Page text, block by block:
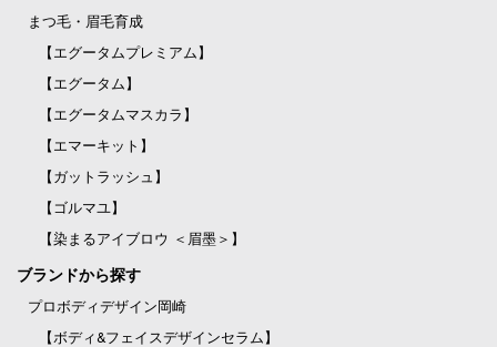
まつ毛・眉毛育成
【エグータムプレミアム】
【エグータム】
【エグータムマスカラ】
【エマーキット】
【ガットラッシュ】
【ゴルマユ】
【染まるアイブロウ ＜眉墨＞】
ブランドから探す
プロボディデザイン岡崎
【ボディ&フェイスデザインセラム】